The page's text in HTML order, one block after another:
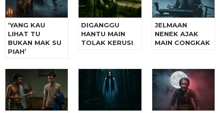
‘YANG KAU
LIHAT TU
BUKAN MAK SU
PIAH’
DIGANGGU
HANTU MAIN
TOLAK KERUSI
JELMAAN
NENEK AJAK
MAIN CONGKAK